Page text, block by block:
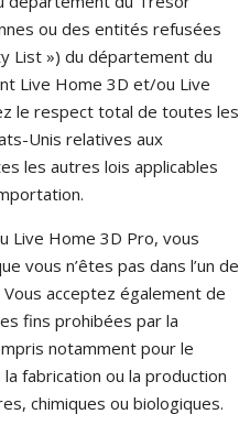
ou des entités refusées
List ») du département du
Live Home 3D et/ou Live
le respect total de toutes les
Unis relatives aux
les autres lois applicables
Live Home 3D Pro, vous
vous n’êtes pas dans l’un de
Vous acceptez également de
fins prohibées par la
notamment pour le
fabrication ou la production
chimiques ou biologiques.